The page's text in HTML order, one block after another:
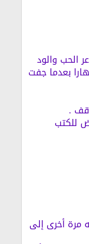
الحب والود
بعدما جفت
.
للكتب
مرة أخرى إلى